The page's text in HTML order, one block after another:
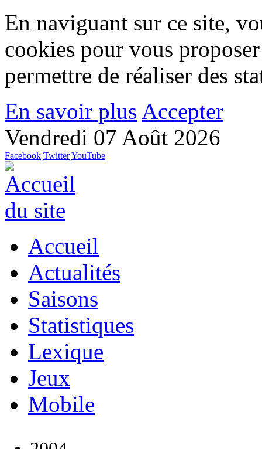
En naviguant sur ce site,
cookies pour vous
permettre de réaliser des
En savoir plus Accepter
Vendredi 07 Août 2026
Facebook TwitterYouTube
Accueil
Actualités
Saisons
Statistiques
Lexique
Jeux
Mobile